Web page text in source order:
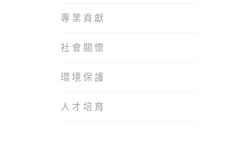
專業貢獻
社會關懷
環境保護
人才培育